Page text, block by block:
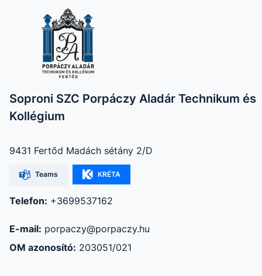
Soproni SZC Porpáczy Aladár Technikum és
Kollégium
9431 Fertőd Madách sétány 2/D
Teams KRÉTA
Telefon: +3699537162
E-mail: porpaczy@porpaczy.hu
OM azonosító: 203051/021